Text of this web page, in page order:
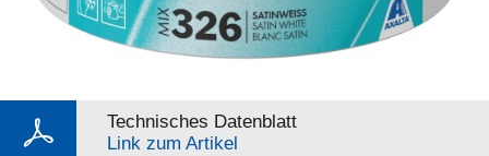
Technisches Datenblatt
Link zum Artikel